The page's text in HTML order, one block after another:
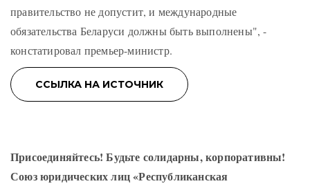
правительство не допустит, и международные
обязательства Беларуси должны быть выполнены", -
констатировал премьер-министр.
Присоединяйтесь! Будьте солидарны, корпоративны!
Союз юридических лиц «Республиканская